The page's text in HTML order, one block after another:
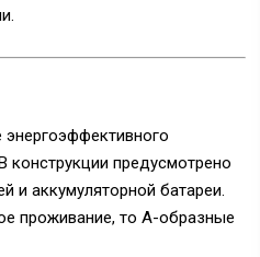
конструкции предусмотрено
и аккумуляторной батареи.
проживание, то А-образные